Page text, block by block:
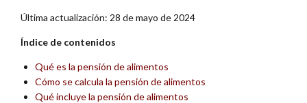
Última actualización: 28 de mayo de 2024
Índice de contenidos
Qué es la pensión de alimentos
Cómo se calcula la pensión de alimentos
Qué incluye la pensión de alimentos